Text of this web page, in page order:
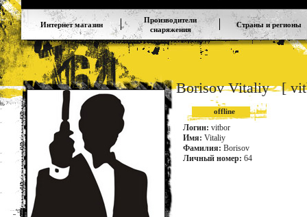
Интернет магазин
Производители
снаряжения
Страны и регионы
Borisov Vitaliy [
offline
Логин: vitbor
Имя: Vitaliy
Фамилия: Borisov
Личный номер: 64